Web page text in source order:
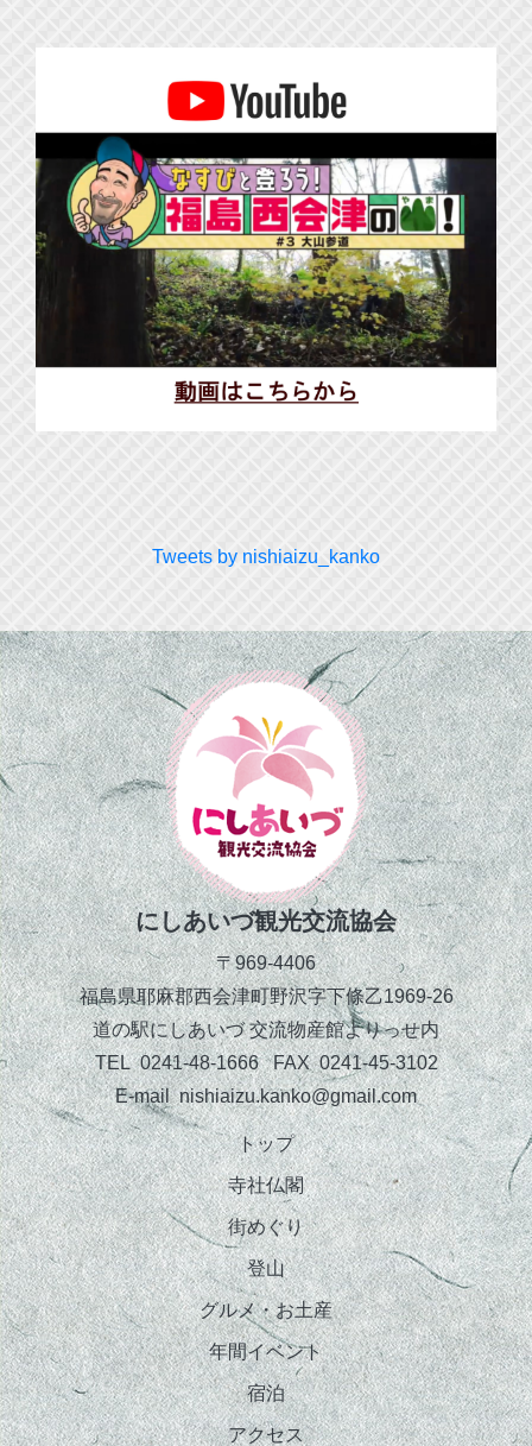
Tweets by nishiaizu_kanko
にしあいづ観光交流協会
〒969-4406
福島県耶麻郡西会津町野沢字下條乙1969-26
道の駅にしあいづ 交流物産館よりっせ内
TEL 0241-48-1666 FAX 0241-45-3102
E-mail nishiaizu.kanko@gmail.com
トップ
寺社仏閣
街めぐり
登山
グルメ・お土産
年間イベント
宿泊
アクセス